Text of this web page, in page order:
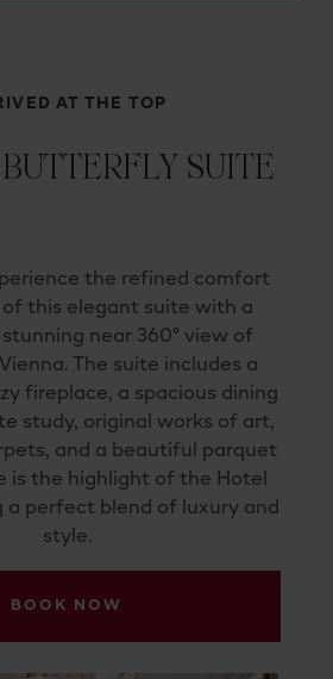
AT THE TOP
SUITE
the refined comfort
of this elegant suite with a
stunning near 360° view of
Vienna. The suite includes a
fireplace, a spacious dining
study, original works of art,
and a beautiful parquet
is the highlight of the Hotel
a perfect blend of luxury and
style.
BOOK NOW